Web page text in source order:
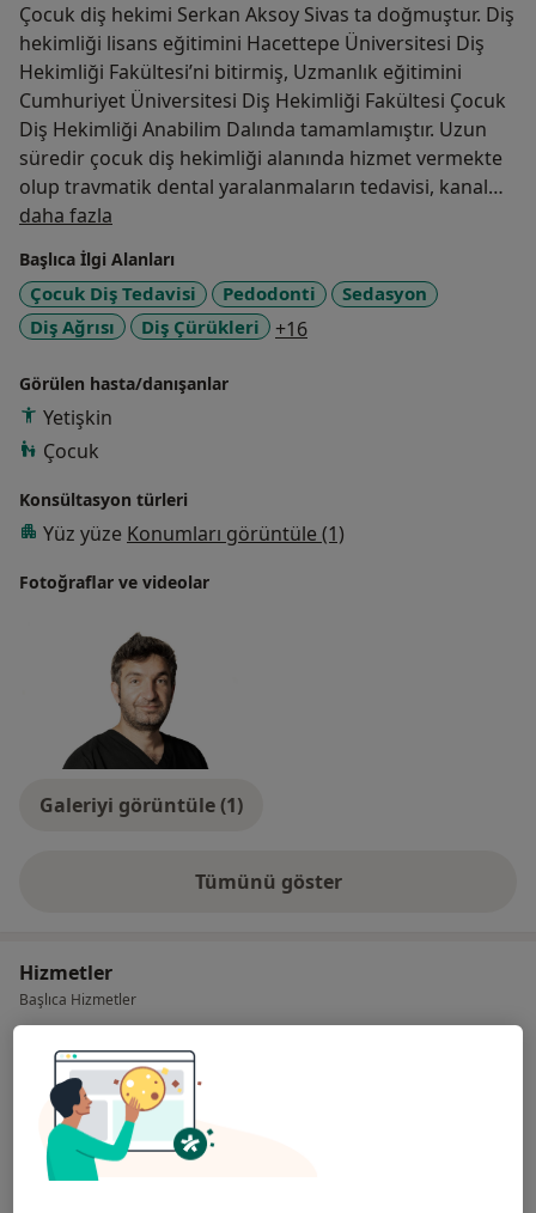
Çocuk diş hekimi Serkan Aksoy Sivas ta doğmuştur. Diş
hekimliği lisans eğitimini Hacettepe Üniversitesi Diş
Hekimliği Fakültesi’ni bitirmiş, Uzmanlık eğitimini
Cumhuriyet Üniversitesi Diş Hekimliği Fakültesi Çocuk
Diş Hekimliği Anabilim Dalında tamamlamıştır. Uzun
süredir çocuk diş hekimliği alanında hizmet vermekte
olup travmatik dental yaralanmaların tedavisi, kanal
tedavileri, rejeneratif endodontik tedaviler, ön ve arka
dişlerde estetik diş hekimliği uygulamaları özel ilgi
alanlarıdır.
daha fazla
Başlıca İlgi Alanları
Çocuk Diş Tedavisi Pedodonti
Sedasyon
Diş Ağrısı
Diş Çürükleri +16a11y_sr_more_diseases
Görülen hasta/danışanlar
Yetişkin
Çocuk
Konsültasyon türleri
Yüz yüze Konumları görüntüle (1)
Fotoğraflar ve videolar
Galeriyi görüntüle (1)
Tümünü gösterdeneyim hakkında
Hizmetler
Başlıca Hizmetler
Ayşen Sokak, Dorya Residence,
Eskişehir
Uzm. Dt. Serkan Aksoy, Çocuk Diş Hekimliği Uzmanı
Çocuk Diş Hekimliği (Pedodonti) Randevusu